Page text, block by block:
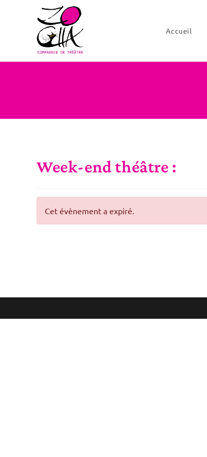
Accueil
Week-end théâtre :
Cet évènement a expiré.